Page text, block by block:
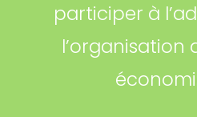
participer à
l’organisation